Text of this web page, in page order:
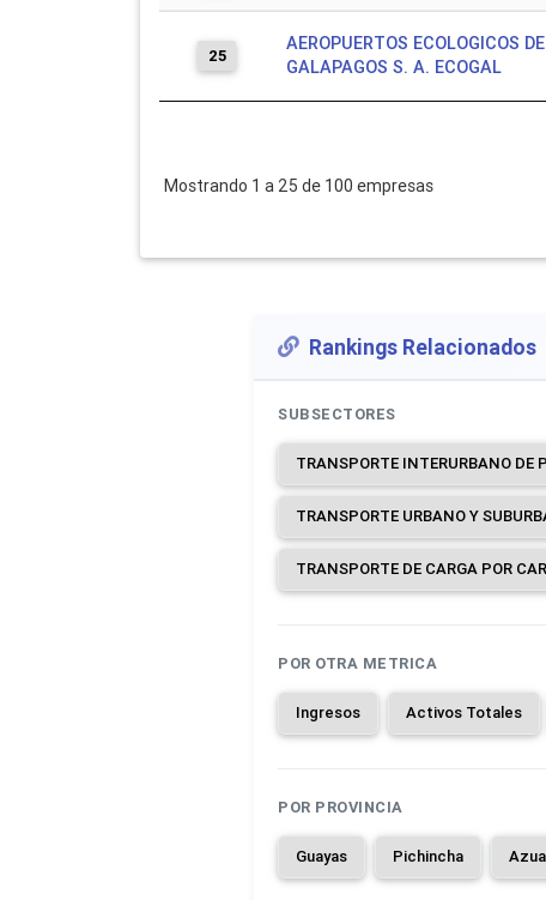
25
AEROPUERTOS ECOLOGICOS DE
GALAPAGOS S. A. ECOGAL
Mostrando 1 a 25 de 100 empresas
Rankings Relacionados
SUBSECTORES
TRANSPORTE DE CARGA POR
POR OTRA METRICA
Ingresos Activos Totales
POR PROVINCIA
Guayas Pichincha